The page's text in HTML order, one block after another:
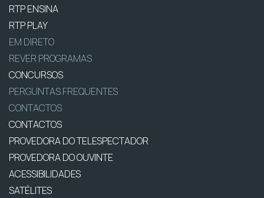
RTP ENSINA
RTP PLAY
EM DIRETO
REVER PROGRAMAS
CONCURSOS
PERGUNTAS FREQUENTES
CONTACTOS
CONTACTOS
PROVEDORA DO TELESPECTADOR
PROVEDORA DO OUVINTE
ACESSIBILIDADES
SATÉLITES